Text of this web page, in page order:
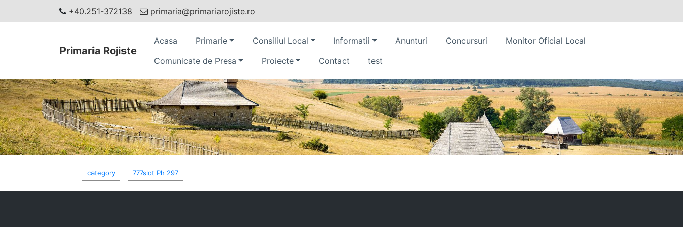
+40.251-372138 primaria@primariarojiste.ro
Primaria Rojiste
Acasa Primarie Consiliul Local Informatii Anunturi Concursuri
Monitor Oficial Local
Comunicate de Presa
Proiecte Contact test
category 777slot Ph 297